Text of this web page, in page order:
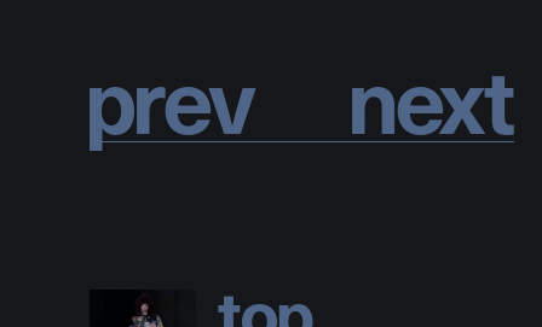
prev next